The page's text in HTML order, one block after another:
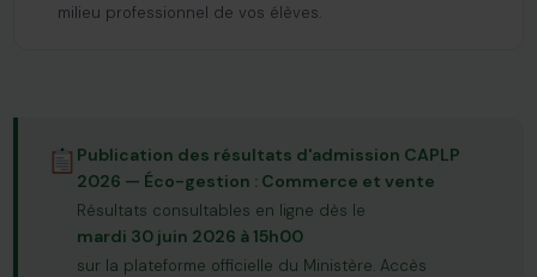
milieu professionnel de vos élèves.
Publication des résultats d'admission CAPLP
2026 — Éco-gestion : Commerce et vente
Résultats consultables en ligne dès le
mardi 30 juin 2026 à 15h00
sur la plateforme officielle du Ministère. Accès